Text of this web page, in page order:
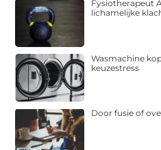
Fysiotherapeut
lichamelijke
Wasmachine
keuzestress
Door fusie of